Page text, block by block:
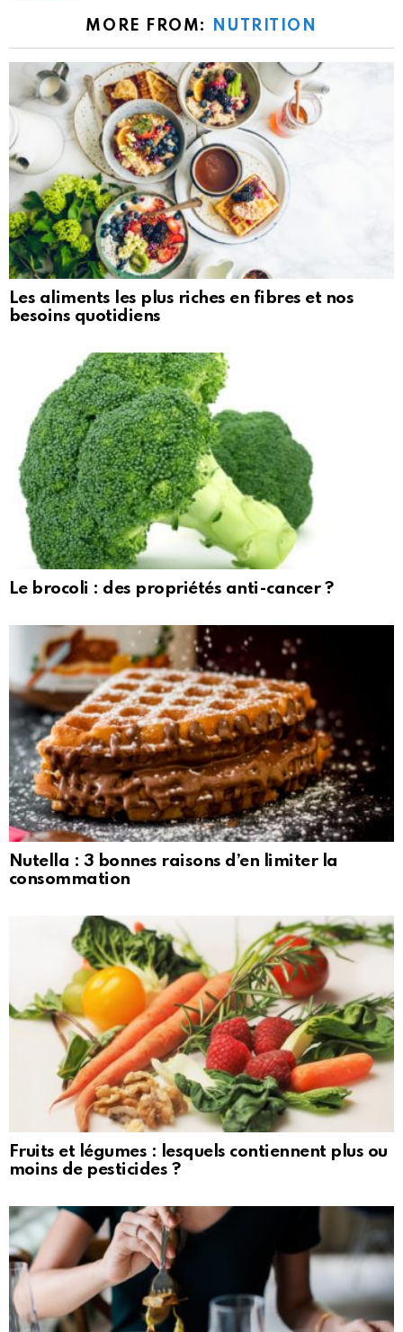
MORE FROM: NUTRITION
Les aliments les plus riches en fibres et nos
besoins quotidiens
Le brocoli : des propriétés anti-cancer ?
Nutella : 3 bonnes raisons d’en limiter la
consommation
Fruits et légumes : lesquels contiennent plus ou
moins de pesticides ?